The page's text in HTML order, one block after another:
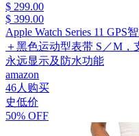
$ 299.00
$ 399.00
Apple Watch Series 11
＋黑色运动型表带 S／M，
永远显示及防水功能
amazon
46人购买
史低价
50% OFF